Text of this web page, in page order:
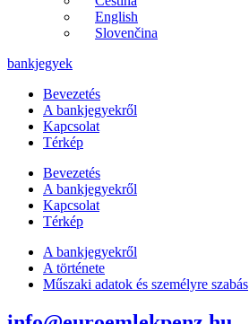
English
Slovenčina
bankjegyek
Bevezetés
A bankjegyekről
Kapcsolat
Térkép
Bevezetés
A bankjegyekről
Kapcsolat
Térkép
A bankjegyekről
A története
Műszaki adatok és személyre szabás